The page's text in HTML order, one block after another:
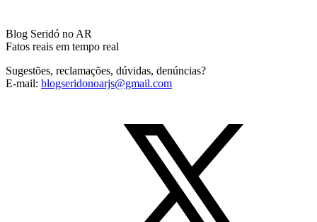
Blog Seridó no AR
Fatos reais em tempo real
Sugestões, reclamações, dúvidas, denúncias?
E-mail: blogseridonoarjs@gmail.com